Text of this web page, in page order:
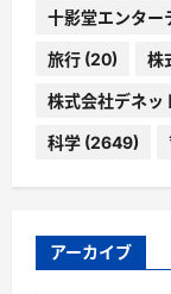
十影堂エンター
旅行 (20) 株
株式会社デネッ
科学 (2649)
アーカイブ